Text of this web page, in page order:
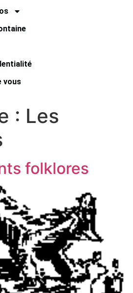
vous
: Les
folklores